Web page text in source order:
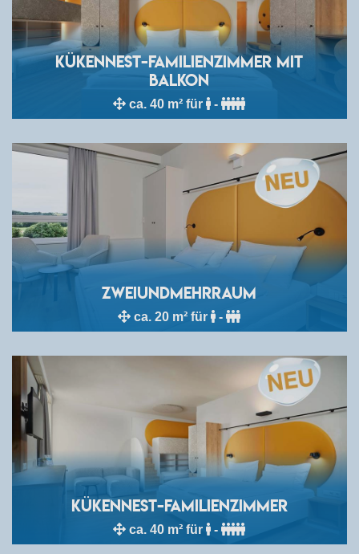
Kükennest-Familienzimmer mit
Balkon
ca. 40 m² für -
zweiundmehrRAUM
ca. 20 m² für -
Kükennest-Familienzimmer
ca. 40 m² für -